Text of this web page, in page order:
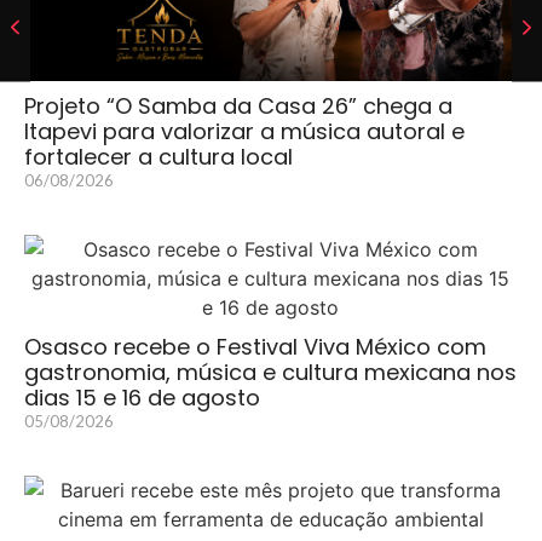
Projeto “O Samba da Casa 26” chega a
Itapevi para valorizar a música autoral e
fortalecer a cultura local
06/08/2026
Osasco recebe o Festival Viva México com
gastronomia, música e cultura mexicana nos
dias 15 e 16 de agosto
05/08/2026